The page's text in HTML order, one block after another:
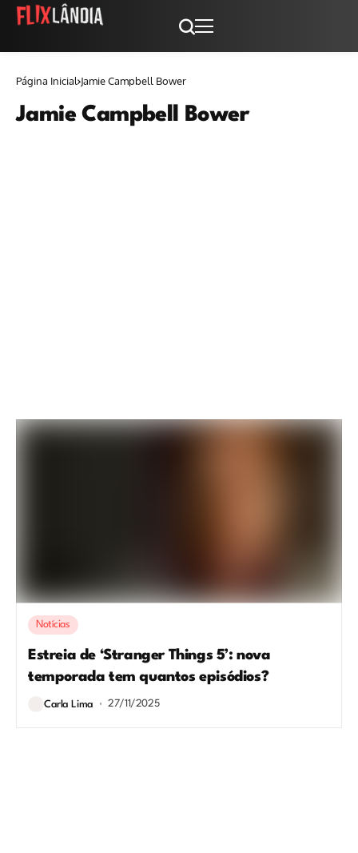
Página Inicial Jamie Campbell Bower
Jamie Campbell Bower
Notícias
Estreia de ‘Stranger Things 5’: nova
temporada tem quantos episódios?
Carla Lima 27/11/2025